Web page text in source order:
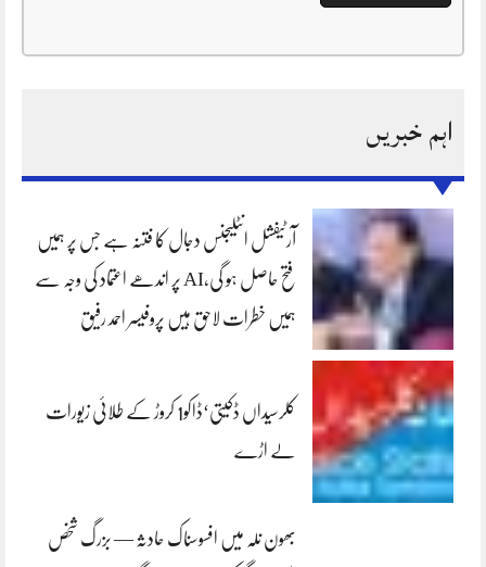
اہم خبریں
آرٹیفشل انٹلیجنس دجال کا فتنہ ہے جس پر ہمیں
فتح حاصل ہو گی،AI پر اندھے اعتماد کی وجہ سے
ہمیں خطرات لاحق ہیں پروفیسر احمد رفیق
کلرسیداں ڈکیتی‘ڈاکو1 کروڑ کے طلائی زیورات
لے اڑے
بھون نلہ میں افسوسناک حادثہ — بزرگ شخص